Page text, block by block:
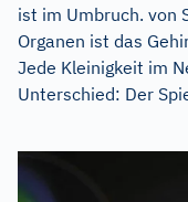
ist im Umbruch. von
Organen ist das
Jede Kleinigkeit im
Unterschied: Der